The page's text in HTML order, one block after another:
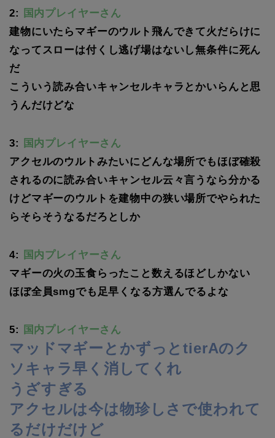
2:
国内プレイヤーさん
建物にいたらマギーのウルト飛んできて火だらけに
なってスローは付くし逃げ場はないし無条件に死ん
だ
こういう読み合いキャンセルキャラとかいらんと思
うんだけどな
3:
国内プレイヤーさん
アクセルのウルトみたいにどんな場所でもほぼ確殺
されるのに読み合いキャンセル云々言うなら分かる
けどマギーのウルトを建物中の狭い場所でやられた
らそらそうなるだろとしか
4:
国内プレイヤーさん
マギーの火の玉食らったこと数えるほどしかない
ほぼ全員smgでも足早くなる方選んでるよな
5: 国内プレイヤーさん
マッドマギーとかずっとtierAのク
ソキャラ早く消してくれ
うざすぎる
アクセルは今は物珍しさで使われて
るだけだけど